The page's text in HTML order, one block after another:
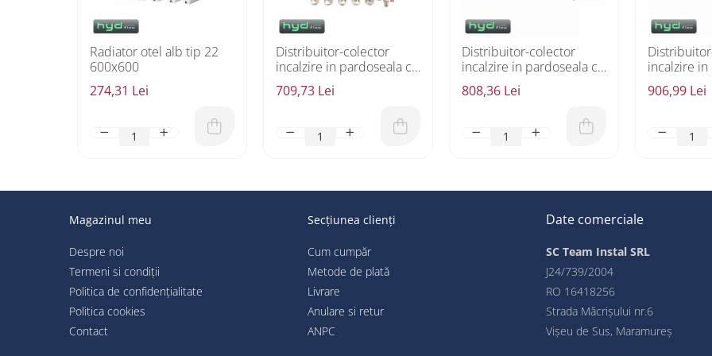
Radiator otel alb tip 22
600x600
274,31 Lei
Distribuitor-colector
incalzire in pardoseala cu
5 circuite HYD Flow
709,73 Lei
Distribuitor-colector
incalzire in pardoseala cu
6 circuite HYD Flow
808,36 Lei
incalzire in
7 circuite
906,99 Lei
Magazinul meu
Despre noi
Termeni si condiții
Politica de confidențialitate
Politica cookies
Contact
Secțiunea clienți
Cum cumpăr
Metode de plată
Livrare
Anulare si retur
ANPC
Date comerciale
SC Team Instal SRL
J24/739/2004
RO 16418256
Strada Măcrișului nr.6
Vișeu de Sus, Maramureş